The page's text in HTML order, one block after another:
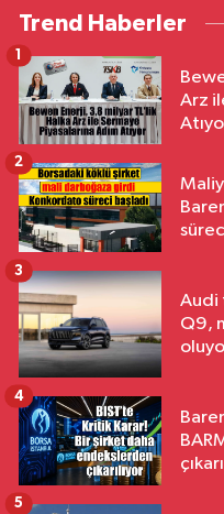
Trend Haberler
Arz
1
2
Audi
Q9,
3
4
5